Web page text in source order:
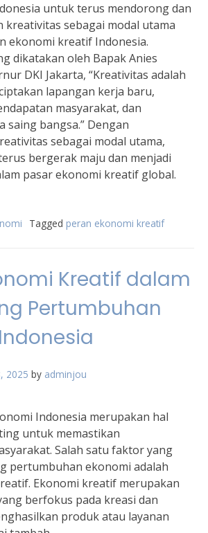
untuk terus mendorong dan
kreativitas sebagai modal utama
ekonomi kreatif Indonesia.
dikatakan oleh Bapak Anies
DKI Jakarta, “Kreativitas adalah
lapangan kerja baru,
masyarakat, dan
saing bangsa.” Dengan
sebagai modal utama,
bergerak maju dan menjadi
pasar ekonomi kreatif global.
Tagged peran ekonomi kreatif
Kreatif dalam
Pertumbuhan
2025 by adminjou
Indonesia merupakan hal
untuk memastikan
Salah satu faktor yang
pertumbuhan ekonomi adalah
Ekonomi kreatif merupakan
berfokus pada kreasi dan
produk atau layanan